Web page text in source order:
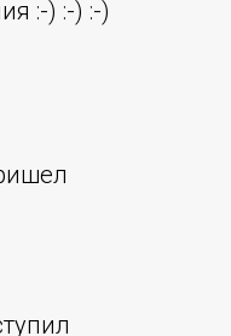
:-) :-) :-)